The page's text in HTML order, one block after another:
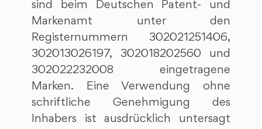
sind beim Deutschen Patent- und
Markenamt unter den
Registernummern 302021251406,
302013026197, 302018202560 und
302022232008 eingetragene
Marken. Eine Verwendung ohne
schriftliche Genehmigung des
Inhabers ist ausdrücklich untersagt